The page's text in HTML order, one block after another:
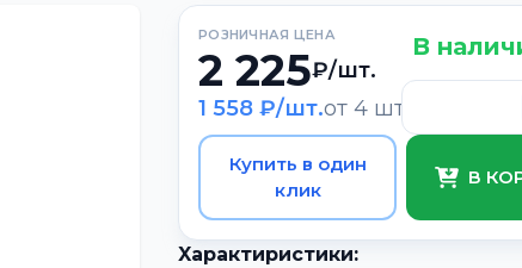
РОЗНИЧНАЯ ЦЕНА
2 225₽/шт.
1 558 ₽/шт.от 4 шт.
В
Купить в один
клик
В
Xарактиристики: